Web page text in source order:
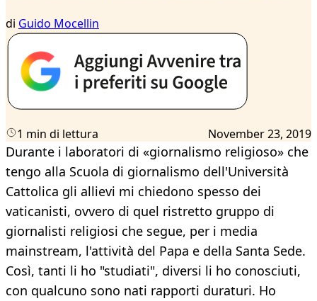
di Guido Mocellin
1 min di lettura November 23, 2019
Durante i laboratori di «giornalismo religioso» che
tengo alla Scuola di giornalismo dell'Università
Cattolica gli allievi mi chiedono spesso dei
vaticanisti, ovvero di quel ristretto gruppo di
giornalisti religiosi che segue, per i media
mainstream, l'attività del Papa e della Santa Sede.
Così, tanti li ho "studiati", diversi li ho conosciuti,
con qualcuno sono nati rapporti duraturi. Ho